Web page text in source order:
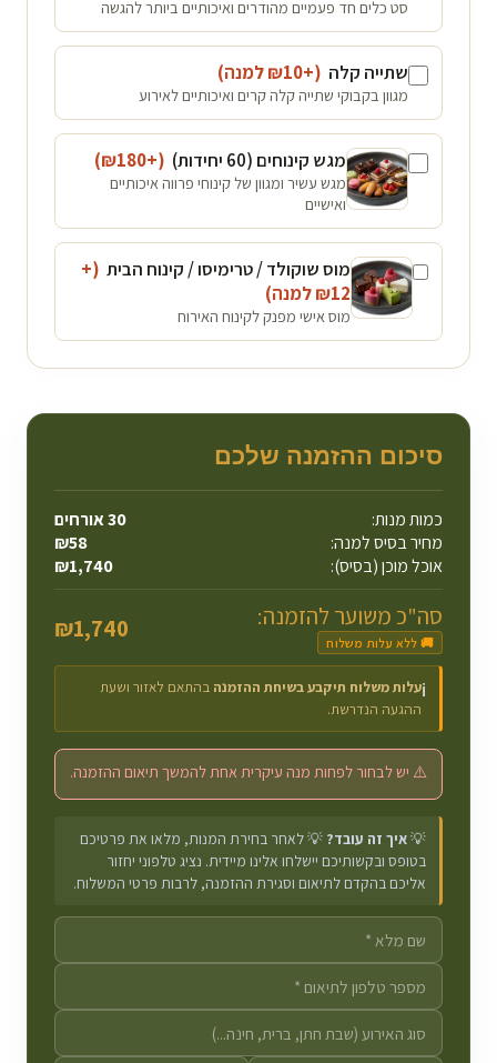
סט כלים חד פעמיים מהודרים ואיכותיים ביותר להגשה
שתייה קלה (+₪
10 למנה)
מגוון בקבוקי שתייה קלה קרים ואיכותיים לאירוע
מגש קינוחים (60 יחידות) (+₪
180
)
מגש עשיר ומגוון של קינוחי פרווה איכותיים
ואישיים
מוס שוקולד / טרימיסו / קינוח הבית (+
₪12 למנה)
מוס אישי מפנק לקינוח האירוח
סיכום ההזמנה שלכם
כמות מנות: 30אורחים
מחיר בסיס למנה:
₪58
אוכל מוכן (בסיס):
₪1,740
סה"כ משוער להזמנה:
🚚 ללא עלות משלוח ₪1,740
ℹ️עלות משלוח תיקבע בשיחת ההזמנה בהתאם לאזור ושעת
ההגעה הנדרשת.
⚠️ יש לבחור לפחות מנה עיקרית אחת להמשך תיאום ההזמנה.
💡איך זה עובד? 💡 לאחר בחירת המנות, מלאו את פרטיכם
בטופס ובקשותיכם יישלחו אלינו מיידית. נציג טלפוני יחזור
אליכם בהקדם לתיאום וסגירת ההזמנה, לרבות פרטי המשלוח.